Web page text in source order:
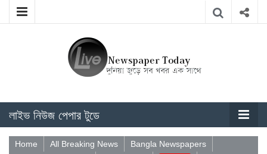
লাইভ নিউজ পেপার টুডে
Home All Breaking News
Bangla Newspapers